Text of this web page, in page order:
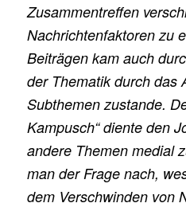
Zusammentreffen
Nachrichtenfaktoren zu
Beiträgen kam auch
der Thematik durch das
Subthemen zustande.
Kampusch“ diente den
andere Themen medial
man der Frage nach,
dem Verschwinden von